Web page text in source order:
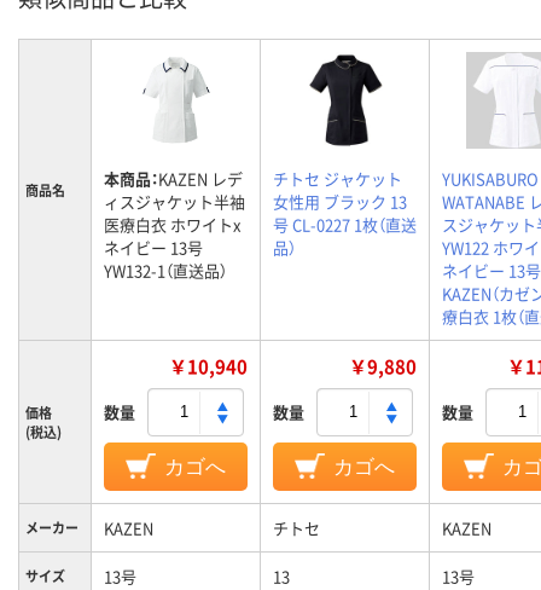
商品名 本商品：KAZEN レデ
ィスジャケット半袖
医療白衣 ホワイトx
ネイビー 13号
YW132-1（直送品）
チトセ ジャケット
女性用 ブラック 13
号 CL-0227 1枚（直送
品）
YUKISABURO
WATANABE
スジャケット
YW122 ホワ
ネイビー 13号
KAZEN（カゼ
療白衣 1枚（
価格
(税込)
￥10,940
数量
カゴへ
￥9,880
数量
カゴへ
￥
数量
カ
メーカー KAZEN チトセ KAZEN
サイズ 13号 13 13号